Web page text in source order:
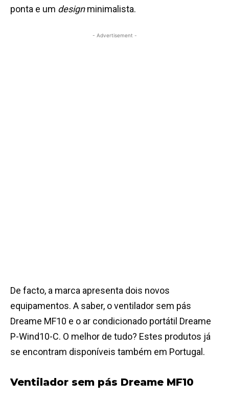
ponta e um designminimalista.
- Advertisement -
De facto, a marca apresenta dois novos
equipamentos. A saber, o ventilador sem pás
Dreame MF10 e o ar condicionado portátil Dreame
P-Wind10-C. O melhor de tudo? Estes produtos já
se encontram disponíveis também em Portugal.
Ventilador sem pás Dreame MF10